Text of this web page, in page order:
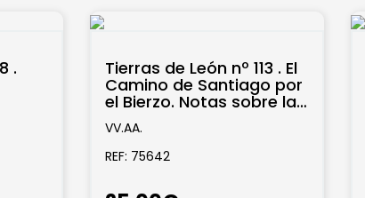
. Tierras de León nº 113 . El
Camino de Santiago por
el Bierzo. Notas sobre la
historia de la imprenta...
VV.AA.
REF: 75642